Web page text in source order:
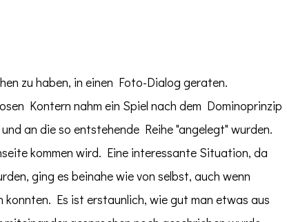
zu haben, in einen Foto-Dialog geraten.
Kontern nahm ein Spiel nach dem Dominoprinzip
an die so entstehende Reihe "angelegt" wurden.
kommen wird. Eine interessante Situation, da
ging es beinahe wie von selbst, auch wenn
konnten. Es ist erstaunlich, wie gut man etwas aus